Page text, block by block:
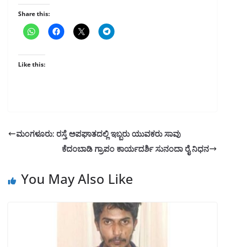
Share this:
Like this:
ಮಂಗಳೂರು: ರಸ್ತೆ ಅಪಘಾತದಲ್ಲಿ ಇಬ್ಬರು ಯುವಕರು ಸಾವು
ಕೆದಂಬಾಡಿ ಗ್ರಾಪಂ ಕಾರ್ಯದರ್ಶಿ ಸುನಂದಾ ರೈ ನಿಧನ
You May Also Like